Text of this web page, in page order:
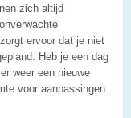
zich altijd
ervoor dat je niet
Heb je een dag
weer een nieuwe
voor aanpassingen.